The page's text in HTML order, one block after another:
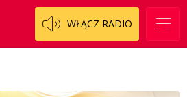
WŁĄCZ RADIO